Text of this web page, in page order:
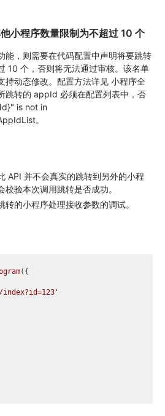
小程序数量限制为不超过 10 个
能，则需要在代码配置中声明将要跳转
10 个，否则将无法通过审核。该名单
持动态修改。配置方法详见 小程序全
跳转的 appId 必须在配置列表中，否
is not in
。
API 并不会真实的跳转到另外的小程
校验本次调用跳转是否成功。
的小程序处理接收参数的调试。
({